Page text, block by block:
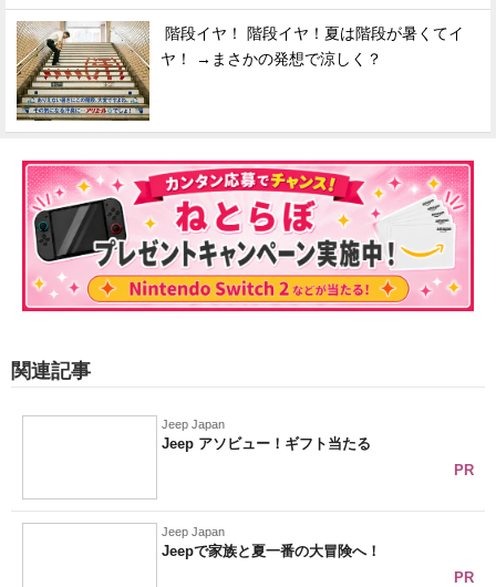
階段イヤ！ 階段イヤ！夏は階段が暑くてイ
ヤ！ →まさかの発想で涼しく？
関連記事
Jeep Japan
Jeep アソビュー！ギフト当たる
PR
Jeep Japan
Jeepで家族と夏一番の大冒険へ！
PR